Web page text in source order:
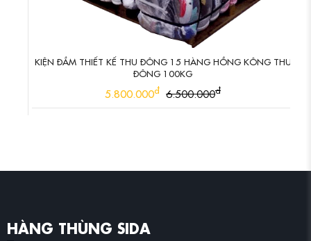
KIỆN ĐẦM THIẾT KẾ THU ĐÔNG 15 HÀNG HỒNG KÔNG THU
ĐÔNG 100KG
5.800.000đ 6.500.000đ
HÀNG THÙNG SIDA